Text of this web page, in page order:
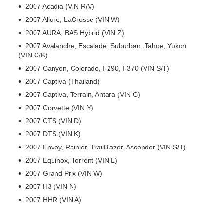
2007 Acadia (VIN R/V)
2007 Allure, LaCrosse (VIN W)
2007 AURA, BAS Hybrid (VIN Z)
2007 Avalanche, Escalade, Suburban, Tahoe, Yukon
(VIN C/K)
2007 Canyon, Colorado, I-290, I-370 (VIN S/T)
2007 Captiva (Thailand)
2007 Captiva, Terrain, Antara (VIN C)
2007 Corvette (VIN Y)
2007 CTS (VIN D)
2007 DTS (VIN K)
2007 Envoy, Rainier, TrailBlazer, Ascender (VIN S/T)
2007 Equinox, Torrent (VIN L)
2007 Grand Prix (VIN W)
2007 H3 (VIN N)
2007 HHR (VIN A)